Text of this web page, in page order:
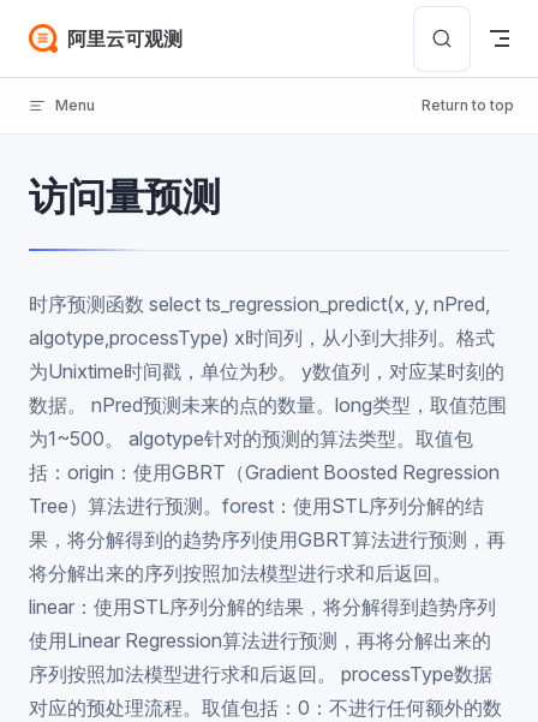
Skip to content
阿里云可观测
Menu Return to top
访问量预测
时序预测函数 select ts_regression_predict(x, y, nPred,
algotype,processType) x时间列，从小到大排列。格式
为Unixtime时间戳，单位为秒。 y数值列，对应某时刻的
数据。 nPred预测未来的点的数量。long类型，取值范围
为1~500。 algotype针对的预测的算法类型。取值包
括：origin：使用GBRT（Gradient Boosted Regression
Tree）算法进行预测。forest：使用STL序列分解的结
果，将分解得到的趋势序列使用GBRT算法进行预测，再
将分解出来的序列按照加法模型进行求和后返回。
linear：使用STL序列分解的结果，将分解得到趋势序列
使用Linear Regression算法进行预测，再将分解出来的
序列按照加法模型进行求和后返回。 processType数据
对应的预处理流程。取值包括：0：不进行任何额外的数